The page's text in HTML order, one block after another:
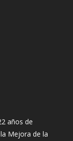
años de
Mejora de la